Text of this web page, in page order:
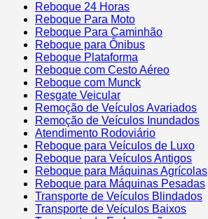
Reboque 24 Horas
Reboque Para Moto
Reboque Para Caminhão
Reboque para Ônibus
Reboque Plataforma
Reboque com Cesto Aéreo
Reboque com Munck
Resgate Veicular
Remoção de Veículos Avariados
Remoção de Veículos Inundados
Atendimento Rodoviário
Reboque para Veículos de Luxo
Reboque para Veículos Antigos
Reboque para Máquinas Agrícolas
Reboque para Máquinas Pesadas
Transporte de Veículos Blindados
Transporte de Veículos Baixos